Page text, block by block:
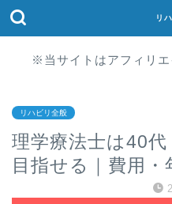
リ
※当サイトはアフィリエ
リハビリ全般
理学療法士は40
目指せる｜費用